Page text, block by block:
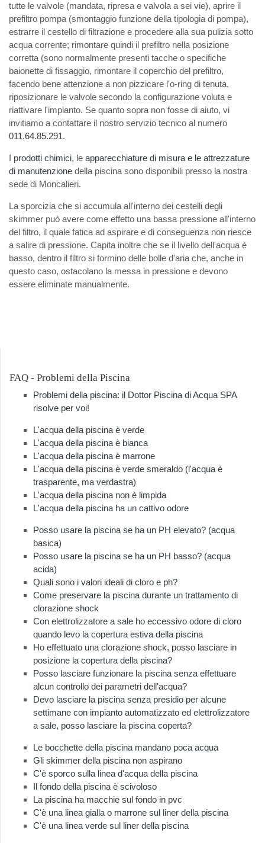
tutte le valvole (mandata, ripresa e valvola a sei vie), aprire il
prefiltro pompa (smontaggio funzione della tipologia di pompa),
estrarre il cestello di filtrazione e procedere alla sua pulizia sotto
acqua corrente; rimontare quindi il prefiltro nella posizione
corretta (sono normalmente presenti tacche o specifiche
baionette di fissaggio, rimontare il coperchio del prefiltro,
facendo bene attenzione a non pizzicare l'o-ring di tenuta,
riposizionare le valvole secondo la configurazione voluta e
riattivare l'impianto. Se quanto sopra non fosse di aiuto, vi
invitiamo a contattare il nostro servizio tecnico al numero
011.64.85.291.
I prodotti chimici, le apparecchiature di misura e le attrezzature
di manutenzione della piscina sono disponibili presso la nostra
sede di Moncalieri.
La sporcizia che si accumula all'interno dei cestelli degli
skimmer può avere come effetto una bassa pressione all'interno
del filtro, il quale fatica ad aspirare e di conseguenza non riesce
a salire di pressione. Capita inoltre che se il livello dell'acqua è
basso, dentro il filtro si formino delle bolle d'aria che, anche in
questo caso, ostacolano la messa in pressione e devono
essere eliminate manualmente.
FAQ - Problemi della Piscina
Problemi della piscina: il Dottor Piscina di Acqua SPA
risolve per voi!
L'acqua della piscina è verde
L'acqua della piscina è bianca
L'acqua della piscina è marrone
L'acqua della piscina è verde smeraldo (l'acqua è
trasparente, ma verdastra)
L'acqua della piscina non è limpida
L'acqua della piscina ha un cattivo odore
Posso usare la piscina se ha un PH elevato? (acqua
basica)
Posso usare la piscina se ha un PH basso? (acqua
acida)
Quali sono i valori ideali di cloro e ph?
Come preservare la piscina durante un trattamento di
clorazione shock
Con elettrolizzatore a sale ho eccessivo odore di cloro
quando levo la copertura estiva della piscina
Ho effettuato una clorazione shock, posso lasciare in
posizione la copertura della piscina?
Posso lasciare funzionare la piscina senza effettuare
alcun controllo dei parametri dell'acqua?
Devo lasciare la piscina senza presidio per alcune
settimane con impianto automatizzato ed elettrolizzatore
a sale, posso lasciare la piscina coperta?
Le bocchette della piscina mandano poca acqua
Gli skimmer della piscina non aspirano
C'è sporco sulla linea d'acqua della piscina
Il fondo della piscina è scivoloso
La piscina ha macchie sul fondo in pvc
C'è una linea gialla o marrone sul liner della piscina
C'è una linea verde sul liner della piscina